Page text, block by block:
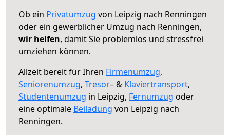
Ob ein Privatumzug von Leipzig nach Renningen
oder ein gewerblicher Umzug nach Renningen,
wir helfen, damit Sie problemlos und stressfrei
umziehen können.
Allzeit bereit für Ihren Firmenumzug,
Seniorenumzug, Tresor– & Klaviertransport,
Studentenumzug in Leipzig, Fernumzug oder
eine optimale Beiladung von Leipzig nach
Renningen.